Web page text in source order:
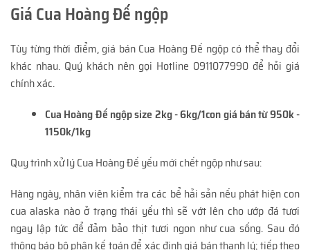
Giá Cua Hoàng Đế ngộp
Tùy từng thời điểm, giá bán Cua Hoàng Đế ngộp có thể thay đổi
khác nhau. Quý khách nên gọi Hotline 0911077990 để hỏi giá
chính xác.
Cua Hoàng Đế ngộp size 2kg - 6kg/1con giá bán từ 950k -
1150k/1kg
Quy trình xử lý Cua Hoàng Đế yếu mới chết ngộp như sau:
Hàng ngày, nhân viên kiểm tra các bể hải sản nếu phát hiện con
cua alaska nào ở trạng thái yếu thì sẽ vớt lên cho ướp đá tươi
ngay lập tức để đảm bảo thịt tươi ngon như cua sống. Sau đó
thông báo bộ phận kế toán để xác định giá bán thanh lý; tiếp theo